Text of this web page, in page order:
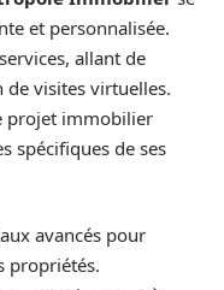
et personnalisée.
allant de
de visites virtuelles.
projet immobilier
spécifiques de ses
avancés pour
propriétés.